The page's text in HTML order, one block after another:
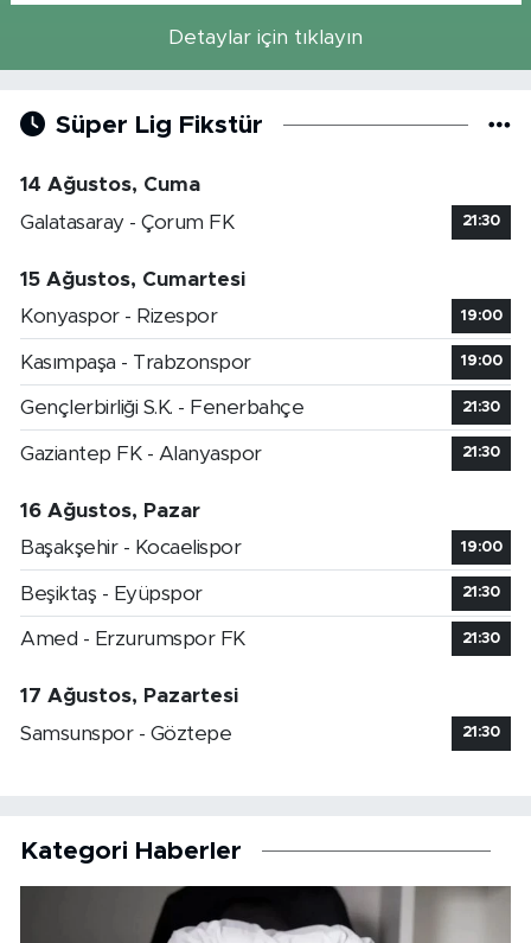
Detaylar için tıklayın
Süper Lig Fikstür
14 Ağustos, Cuma
Galatasaray - Çorum FK
21:30
15 Ağustos, Cumartesi
Konyaspor - Rizespor
19:00
Kasımpaşa - Trabzonspor 19:00
Gençlerbirliği S.K. - Fenerbahçe 21:30
Gaziantep FK - Alanyaspor 21:30
16 Ağustos, Pazar
Başakşehir - Kocaelispor
19:00
Beşiktaş - Eyüpspor 21:30
Amed - Erzurumspor FK 21:30
17 Ağustos, Pazartesi
Samsunspor - Göztepe
21:30
Kategori Haberler